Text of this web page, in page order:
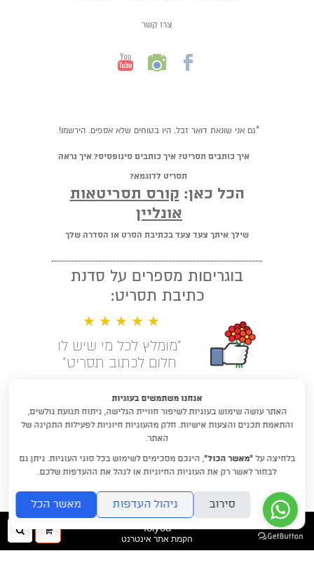
צרו קשר
*גם אני שונאת דואר זבל. היו בטוחים שלא אספים. הירשמו!
איך כותבים תסריט? איך כותבים סינופסיס? איך נראה
תסריט לדוגמא?
הכל כאן: קורס תסריטאות
אונליין
שילך איתך צעד צעד בכתיבת הסרט או הסדרה שלך
בוגריםות מספרים על סדנת
כתיבת תסריט:
★ ★ ★ ★ ★
"מומלץ לכל מי שיש לו
חלום לכתוב תסריט"
לימודי תסריטאות וסטוריטלינג עם
דניאלה דורון
DraftRishon@gmail.com
folyou
הקמת אתר אינטרנט
ההזמנה
אנחנו משתמשים בעוגיות
האתר עושה שימוש בעוגיות לשיפור חוויית הגלישה, ניתוח תנועת גולשים,
והתאמת תכנים והצעות אישיות. חלק מהעוגיות חיוניות לפעילות התקינה של
האתר.
בלחיצה על “מאשר הכול”, הינכם מסכימים לשימוש בכל סוגי העוגיות. ניתן גם
לבחור לאשר רק את העוגיות החיוניות או לנהל את ההעדפות שלכם.
סירוב ניהול העדפות מאשר הכל